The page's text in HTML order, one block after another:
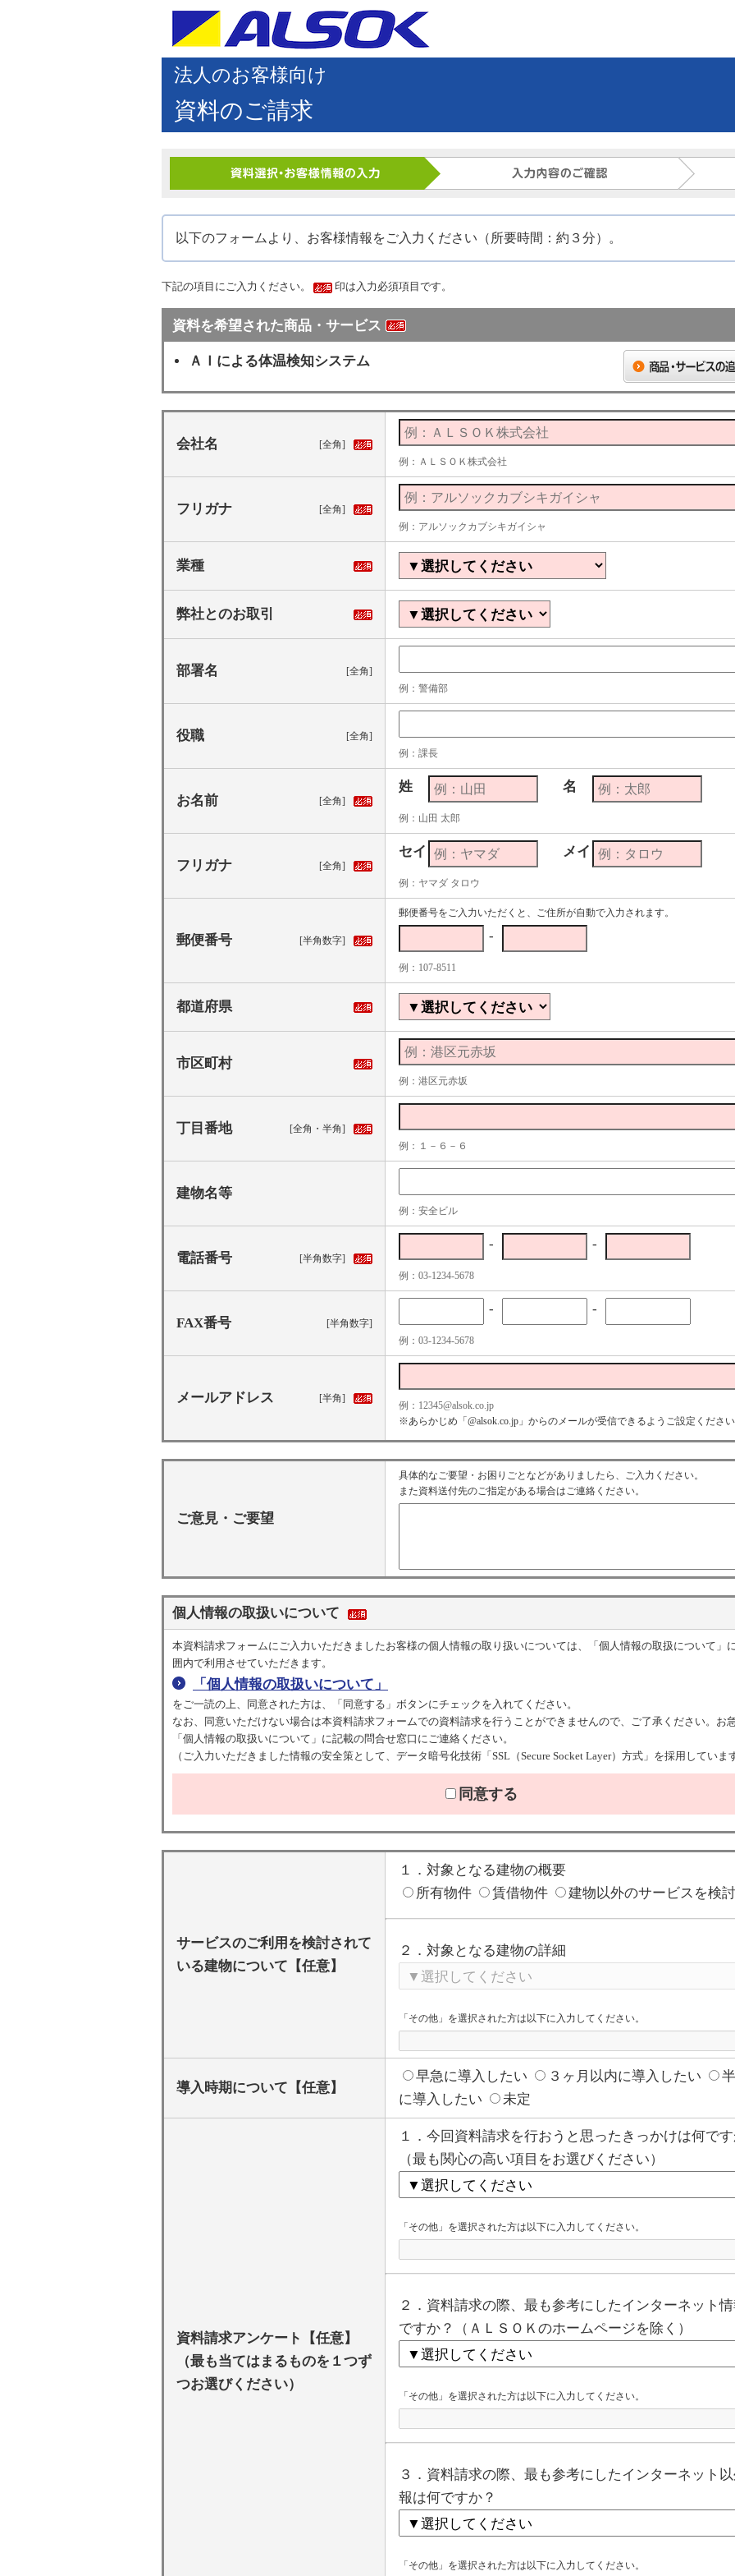
法人のお客様向け
資料のご請求
以下のフォームより、お客様情報をご入力ください（所要時間：約３分）。
下記の項目にご入力ください。 印は入力必須項目です。
資料を希望された商品・サービス
ＡＩによる体温検知システム
会社名
[全角]
例：ＡＬＳＯＫ株式会社
フリガナ
[全角]
例：アルソックカブシキガイシャ
業種
弊社とのお取引
部署名
[全角]
例：警備部
役職
[全角]
例：課長
お名前 [全角]
姓 名
例：山田 太郎
フリガナ [全角]
セイ メイ
例：ヤマダ タロウ
郵便番号 [半角数字]
郵便番号をご入力いただくと、ご住所が自動で入力されます。
-
例：107-8511
都道府県
市区町村
例：港区元赤坂
丁目番地
[全角・半角]
例：１－６－６
建物名等
例：安全ビル
電話番号 [半角数字]
- -
例：03-1234-5678
FAX番号 [半角数字]
- -
例：03-1234-5678
メールアドレス [半角]
例：12345@alsok.co.jp
※あらかじめ「@alsok.co.jp」からのメールが受信できるようご設定くださ
ご意見・ご要望
具体的なご要望・お困りごとなどがありましたら、ご入力ください。
また資料送付先のご指定がある場合はご連絡ください。
個人情報の取扱いについて
本資料請求フォームにご入力いただきましたお客様の個人情報の取り扱いについては、「個人情報の取扱について」
囲内で利用させていただきます。
「個人情報の取扱いについて」
をご一読の上、同意された方は、「同意する」ボタンにチェックを入れてください。
なお、同意いただけない場合は本資料請求フォームでの資料請求を行うことができませんので、ご了承ください。お
「個人情報の取扱いについて」に記載の問合せ窓口にご連絡ください。
（ご入力いただきました情報の安全策として、データ暗号化技術「SSL（Secure Socket Layer）方式」を採用していま
同意する
サービスのご利用を検討されて
いる建物について【任意】
１．対象となる建物の概要
所有物件
賃借物件 建物以外のサービスを検討
２．対象となる建物の詳細
「その他」を選択された方は以下に入力してください。
導入時期について【任意】
早急に導入したい ３ヶ月以内に導入したい
に導入したい
未定
資料請求アンケート【任意】
（最も当てはまるものを１つず
つお選びください）
１．今回資料請求を行おうと思ったきっかけは何で
（最も関心の高い項目をお選びください）
「その他」を選択された方は以下に入力してください。
２．資料請求の際、最も参考にしたインターネット
ですか？（ＡＬＳＯＫのホームページを除く）
「その他」を選択された方は以下に入力してください。
３．資料請求の際、最も参考にしたインターネット
報は何ですか？
「その他」を選択された方は以下に入力してください。